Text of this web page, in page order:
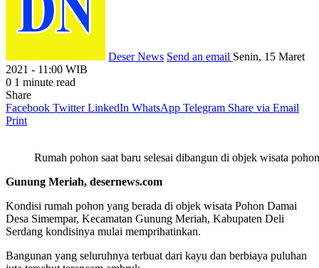
Deser News Send an email Senin, 15 Maret
2021 - 11:00 WIB
0 1 minute read
Share
Facebook Twitter LinkedIn WhatsApp Telegram Share via Email
Print
Rumah pohon saat baru selesai dibangun di objek wisata
Gunung Meriah, desernews.com
Kondisi rumah pohon yang berada di objek wisata Pohon Damai
Desa Simempar, Kecamatan Gunung Meriah, Kabupaten Deli
Serdang kondisinya mulai memprihatinkan.
Bangunan yang seluruhnya terbuat dari kayu dan berbiaya puluhan